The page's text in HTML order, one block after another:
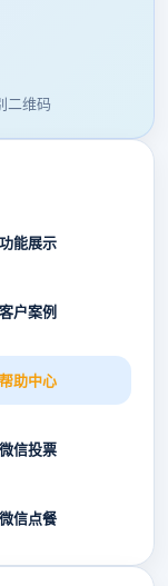
二维码
功能展示
客户案例
帮助中心
微信投票
微信点餐